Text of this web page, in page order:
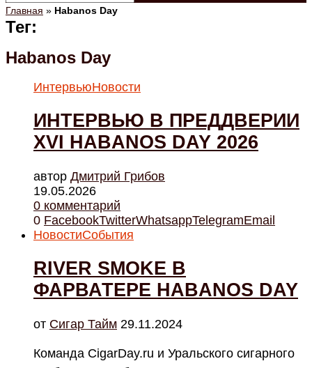
Главная » Habanos Day
Тег:
Habanos Day
ИнтервьюНовости
ИНТЕРВЬЮ В ПРЕДДВЕРИИ
XVI HABANOS DAY 2026
автор Дмитрий Грибов
19.05.2026
0 комментарий
0 FacebookTwitterWhatsappTelegramEmail
НовостиСобытия
RIVER SMOKE В
ФАРВАТЕРЕ HABANOS DAY
от Cигар Тайм 29.11.2024
Команда CigarDay.ru и Уральского сигарного